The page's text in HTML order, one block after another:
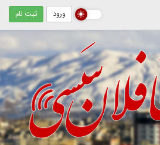
ورود ثبت نام